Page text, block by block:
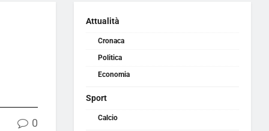
0
Attualità
Cronaca
Politica
Economia
Sport
Calcio